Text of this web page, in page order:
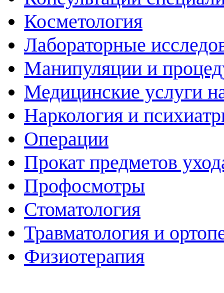
Косметология
Лабораторные
Манипуляции и
Медицинские услуги
Наркология и
Операции
Прокат предметов
Профосмотры
Стоматология
Травматология и
Физиотерапия